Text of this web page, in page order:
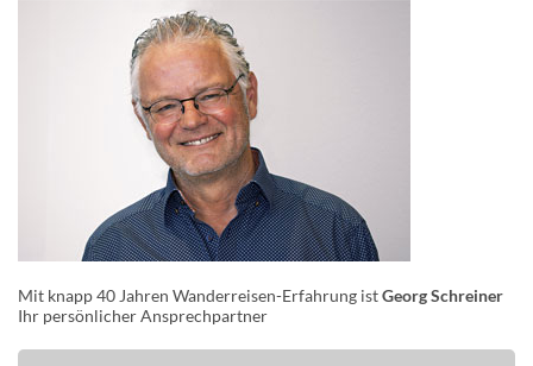
Mit knapp 40 Jahren Wanderreisen-Erfahrung istGeorg Schreiner
Ihr persönlicher Ansprechpartner